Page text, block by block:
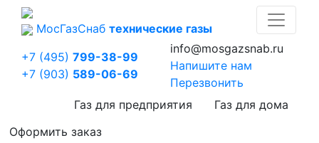
МосГазСнаб технические газы
+7 (495) 799-38-99
+7 (903) 589-06-69
info@mosgazsnab.ru
Напишите нам
Перезвонить
Газ для предприятия
Газ для дома
Оформить заказ